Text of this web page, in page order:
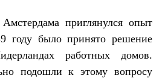
приглянулся опыт
году было принято решение
работных домов.
подошли к этому вопросу